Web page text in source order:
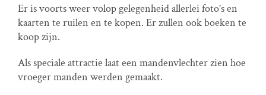
Er is voorts weer volop gelegenheid allerlei foto’s en
kaarten te ruilen en te kopen. Er zullen ook boeken te
koop zijn.
Als speciale attractie laat een mandenvlechter zien hoe
vroeger manden werden gemaakt.